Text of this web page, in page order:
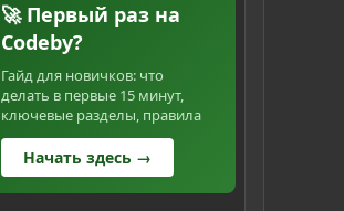
🚀 Первый раз на
Codeby?
Гайд для новичков: что
делать в первые 15 минут,
ключевые разделы, правила
Начать здесь →